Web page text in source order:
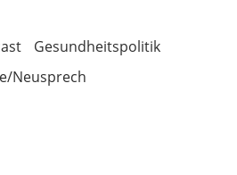
Gesundheitspolitik
Neusprech